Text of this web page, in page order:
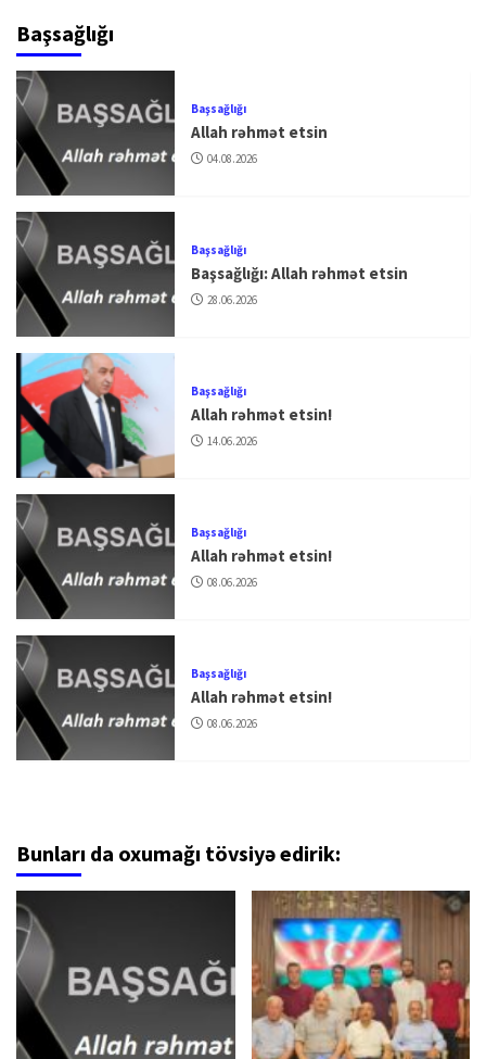
Başsağlığı
Başsağlığı
Allah rəhmət etsin
04.08.2026
Başsağlığı
Başsağlığı: Allah rəhmət etsin
28.06.2026
Başsağlığı
Allah rəhmət etsin!
14.06.2026
Başsağlığı
Allah rəhmət etsin!
08.06.2026
Başsağlığı
Allah rəhmət etsin!
08.06.2026
Bunları da oxumağı tövsiyə edirik: